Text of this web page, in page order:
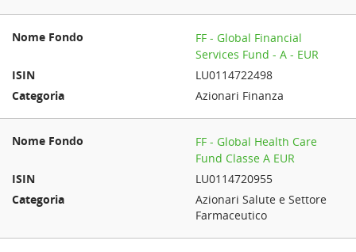
FF - Global Financial
Services Fund - A - EUR
LU0114722498
Azionari Finanza
FF - Global Health Care
Fund Classe A EUR
LU0114720955
Azionari Salute e Settore
Farmaceutico